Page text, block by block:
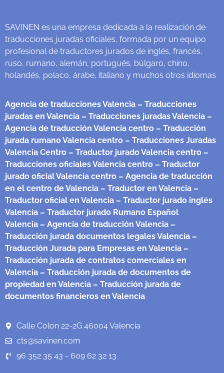
SAVINEN es una empresa dedicada a la realización de
traducciones juradas oficiales, formada por un equipo
profesional de traductores jurados de inglés, francés,
ruso, rumano, alemán, portugués, búlgaro, chino,
holandés, polaco, árabe, italiano y muchos otros idiomas
Agencia de traducciones Valencia – Traducciones
juradas en Valencia – Traducciones juradas Valencia –
Agencia de traducción Valencia centro – Traducción
jurada rumano Valencia centro – Traducciones Juradas
Valencia Centro – Traductor jurado Valencia centro –
Traducciones oficiales Valencia centro – Traductor
jurado oficial Valencia centro – Agencia de traducción
en el centro de Valencia – Traductor en Valencia –
Traductor oficial en Valencia – Traductor jurado inglés
Valencia – Traductor jurado Rumano Español
Valencia – Agencia de traducción Valencia –
Traducción jurada documentos legales Valencia –
Traducción Jurada para Empresas en Valencia –
Traducción jurada de contratos comerciales en
Valencia – Traducción jurada de documentos de
propiedad en Valencia – Traducción jurada de
documentos financieros en Valencia
Calle Colon 22-2G 46004 Valencia
cts@savinen.com
96 352 35 43 - 609 62 32 13